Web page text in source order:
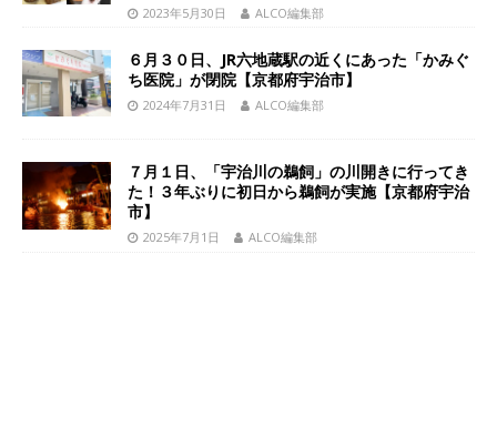
2023年5月30日 ALCO編集部
６月３０日、JR六地蔵駅の近くにあった「かみぐ
ち医院」が閉院【京都府宇治市】
2024年7月31日 ALCO編集部
７月１日、「宇治川の鵜飼」の川開きに行ってき
た！３年ぶりに初日から鵜飼が実施【京都府宇治
市】
2025年7月1日 ALCO編集部